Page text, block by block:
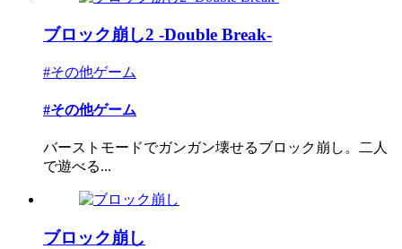
ブロック崩し2 -Double Break-
#その他ゲーム
#その他ゲーム
バーストモードでガンガン壊せるブロック崩し。二人
で遊べる...
ブロック崩し